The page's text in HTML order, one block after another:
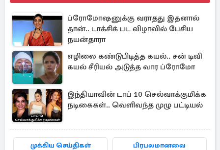
ப்ரோமோஷனுக்கு வராதது இதனால்
தான்.. டாக்சிக் பட விழாவில் பேசிய
நயன்தாரா
எழிலை கண்டுபிடித்த கயல்.. சன் டிவி
கயல் சீரியல் அடுத்த வார ப்ரோமோ
இந்தியாவின் டாப் 10 செல்வாக்குமிக்க
நடிகைகள்.. வெளிவந்த முழு பட்டியல்
முக்கிய செய்திகள் பிரபலமானவை